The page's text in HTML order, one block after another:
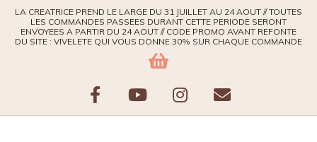
LA CREATRICE PREND LE LARGE DU 31 JUILLET AU 24 AOUT // TOUTES
LES COMMANDES PASSEES DURANT CETTE PERIODE SERONT
ENVOYEES A PARTIR DU 24 AOUT // CODE PROMO AVANT REFONTE
DU SITE : VIVELETE QUI VOUS DONNE 30% SUR CHAQUE COMMANDE
F
Y
I
E